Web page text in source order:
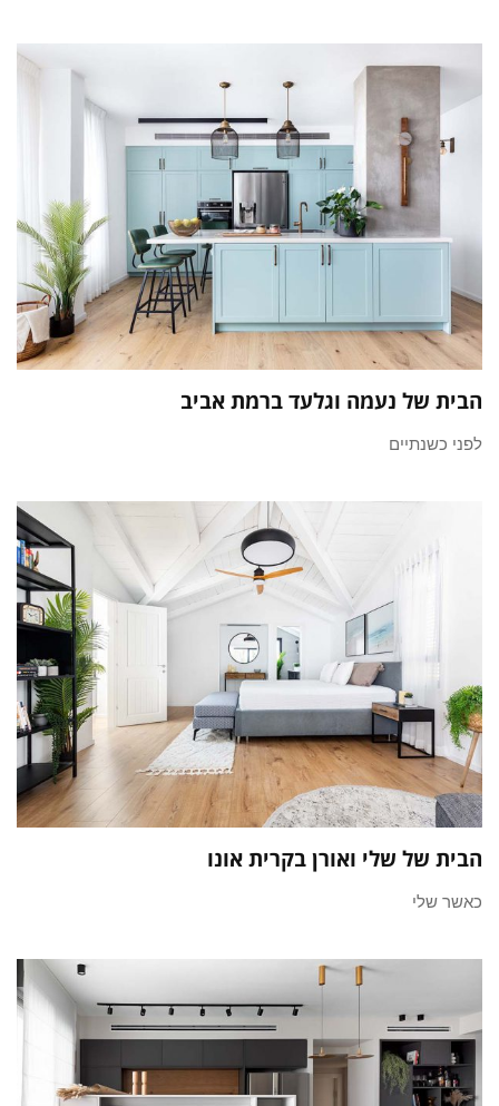
הבית של נעמה וגלעד ברמת אביב
לפני כשנתיים
הבית של שלי ואורן בקרית אונו
כאשר שלי